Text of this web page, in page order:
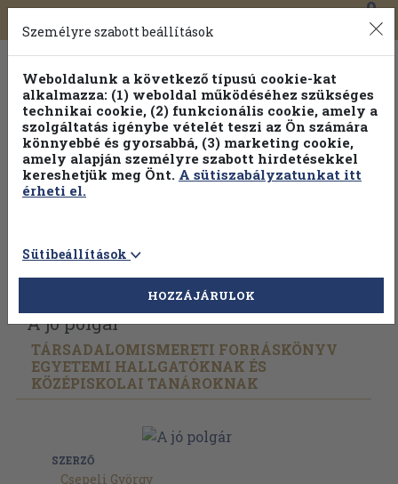
Toggle
navigation
0
Válogasson több mint 30 000 kötet közül
Hobbi témakörökben20% kedvezménnyel!
Vissza az előző oldalra Válasszon példányt
A jó polgár
TÁRSADALOMISMERETI FORRÁSKÖNYV
EGYETEMI HALLGATÓKNAK ÉS
KÖZÉPISKOLAI TANÁROKNAK
SZERZŐ
Csepeli György
Személyre szabott beállítások
Weboldalunk a következő típusú cookie-kat
alkalmazza: (1) weboldal működéséhez szükséges
technikai cookie, (2) funkcionális cookie, amely a
szolgáltatás igénybe vételét teszi az Ön számára
könnyebbé és gyorsabbá, (3) marketing cookie,
amely alapján személyre szabott hirdetésekkel
kereshetjük meg Önt. A sütiszabályzatunkat itt
érheti el.
Sütibeállítások
HOZZÁJÁRULOK